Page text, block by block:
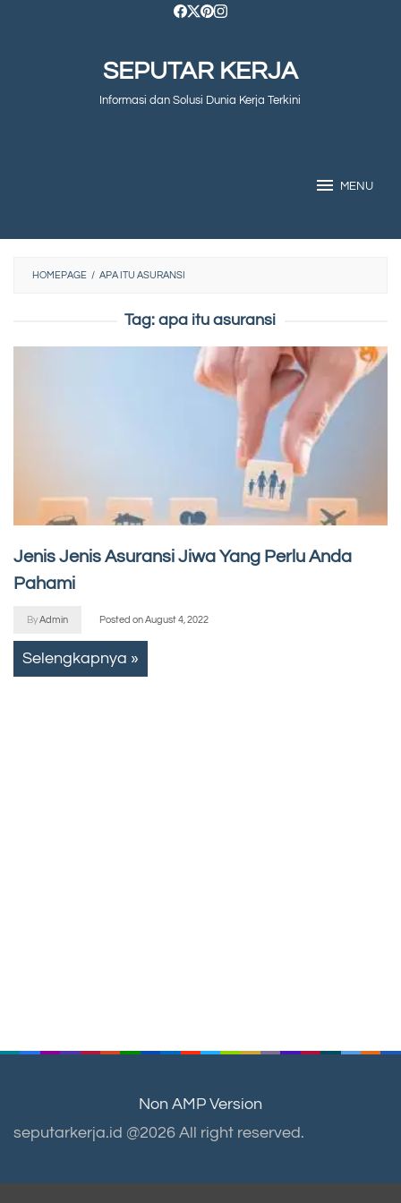
SEPUTAR KERJA
Informasi dan Solusi Dunia Kerja Terkini
MENU
HOMEPAGE / APA ITU ASURANSI
Tag:apa itu asuransi
Jenis Jenis Asuransi Jiwa Yang Perlu Anda
Pahami
ByAdmin Posted onAugust 4, 2022
Selengkapnya »
Non AMP Version
seputarkerja.id @2026 All right reserved.